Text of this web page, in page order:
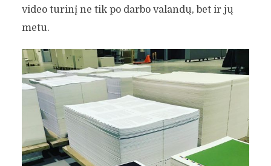
video turinį ne tik po darbo valandų, bet ir jų
metu.